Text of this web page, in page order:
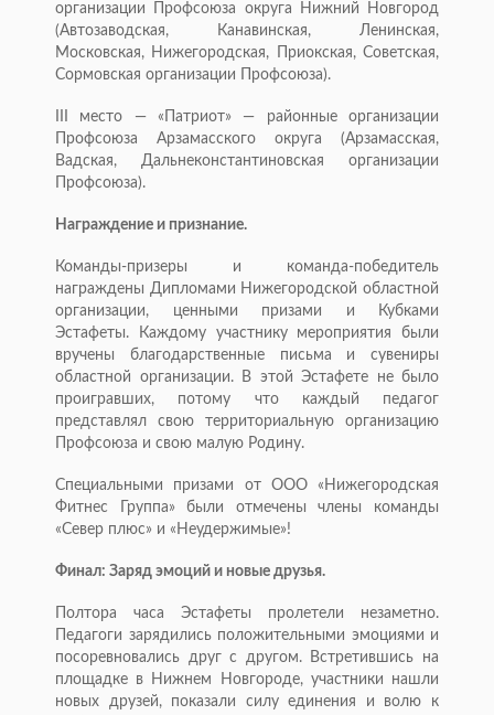
организации Профсоюза округа Нижний Новгород
(Автозаводская, Канавинская, Ленинская,
Московская, Нижегородская, Приокская, Советская,
Сормовская организации Профсоюза).
III место — «Патриот» — районные организации
Профсоюза Арзамасского округа (Арзамасская,
Вадская, Дальнеконстантиновская организации
Профсоюза).
Награждение и признание.
Команды-призеры и команда-победитель
награждены Дипломами Нижегородской областной
организации, ценными призами и Кубками
Эстафеты. Каждому участнику мероприятия были
вручены благодарственные письма и сувениры
областной организации. В этой Эстафете не было
проигравших, потому что каждый педагог
представлял свою территориальную организацию
Профсоюза и свою малую Родину.
Специальными призами от ООО «Нижегородская
Фитнес Группа» были отмечены члены команды
«Север плюс» и «Неудержимые»!
Финал: Заряд эмоций и новые друзья.
Полтора часа Эстафеты пролетели незаметно.
Педагоги зарядились положительными эмоциями и
посоревновались друг с другом. Встретившись на
площадке в Нижнем Новгороде, участники нашли
новых друзей, показали силу единения и волю к